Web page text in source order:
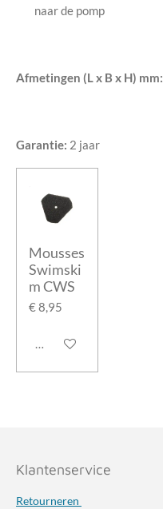
naar de pomp
Afmetingen (L x B x H) mm:
Garantie: 2 jaar
Mousses
Swimski
m CWS
€ 8,95
In winkelwagen
Klantenservice
Retourneren